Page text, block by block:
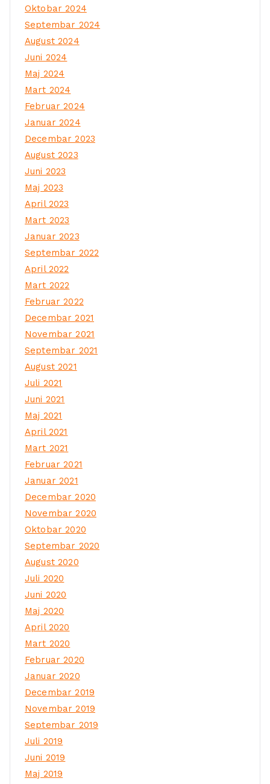
Oktobar 2024
Septembar 2024
August 2024
Juni 2024
Maj 2024
Mart 2024
Februar 2024
Januar 2024
Decembar 2023
August 2023
Juni 2023
Maj 2023
April 2023
Mart 2023
Januar 2023
Septembar 2022
April 2022
Mart 2022
Februar 2022
Decembar 2021
Novembar 2021
Septembar 2021
August 2021
Juli 2021
Juni 2021
Maj 2021
April 2021
Mart 2021
Februar 2021
Januar 2021
Decembar 2020
Novembar 2020
Oktobar 2020
Septembar 2020
August 2020
Juli 2020
Juni 2020
Maj 2020
April 2020
Mart 2020
Februar 2020
Januar 2020
Decembar 2019
Novembar 2019
Septembar 2019
Juli 2019
Juni 2019
Maj 2019